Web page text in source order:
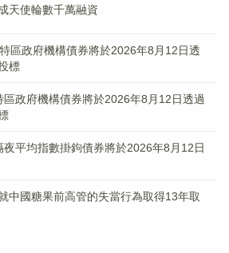
天使輪數千萬融資
區政府機構債券將於2026年8月12日透
標
區政府機構債券將於2026年8月12日透過
夜平均指數掛鉤債券將於2026年8月12日
中國糖果前高管的失當行為取得13年取